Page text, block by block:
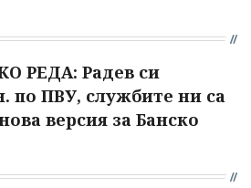
РЕДА: Радев си
по ПВУ, службите ни са
версия за Банско